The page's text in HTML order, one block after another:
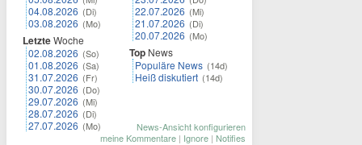
04.08.2026 (Di)
03.08.2026 (Mo)
LetzteWoche
02.08.2026 (So)
01.08.2026 (Sa)
31.07.2026 (Fr)
30.07.2026 (Do)
29.07.2026 (Mi)
28.07.2026 (Di)
27.07.2026 (Mo)
22.07.2026 (Mi)
21.07.2026 (Di)
20.07.2026 (Mo)
Top News
Populäre News (14d)
Heiß diskutiert (14d)
News-Ansicht konfigurieren
meine Kommentare | Ignore | Notifies